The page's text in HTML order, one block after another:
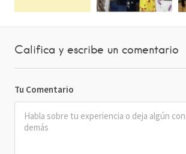
Califica y escribe un comentario
Tu Comentario